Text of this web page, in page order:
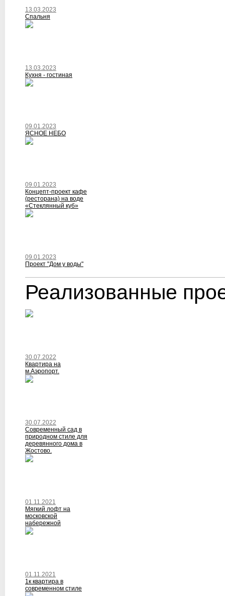
13.03.2023
Спальня
13.03.2023
Кухня - гостиная
09.01.2023
ЯСНОЕ НЕБО
09.01.2023
Концепт-проект кафе
(ресторана) на воде
«Стеклянный куб»
09.01.2023
Проект "Дом у воды"
Реализованные
30.07.2022
Квартира на
м.Аэропорт.
30.07.2022
Современный сад в
природном стиле для
деревянного дома в
Жостово.
01.11.2021
Мягкий лофт на
московской
набережной
01.11.2021
1к квартира в
современном стиле